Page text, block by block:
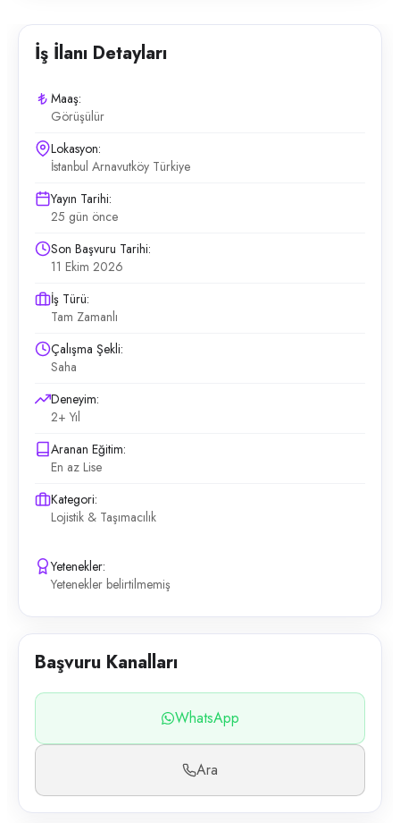
İş İlanı Detayları
Maaş:
Görüşülür
Lokasyon:
İstanbul Arnavutköy Türkiye
Yayın Tarihi:
25 gün önce
Son Başvuru Tarihi:
11 Ekim 2026
İş Türü:
Tam Zamanlı
Çalışma Şekli:
Saha
Deneyim:
2+ Yıl
Aranan Eğitim:
En az Lise
Kategori:
Lojistik & Taşımacılık
Yetenekler:
Yetenekler belirtilmemiş
Başvuru Kanalları
WhatsApp
Ara